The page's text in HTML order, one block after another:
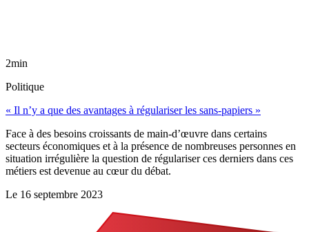
2min
Politique
« Il n’y a que des avantages à régulariser les sans-papiers »
Face à des besoins croissants de main-d’œuvre dans certains
secteurs économiques et à la présence de nombreuses personnes en
situation irrégulière la question de régulariser ces derniers dans ces
métiers est devenue au cœur du débat.
Le 16 septembre 2023